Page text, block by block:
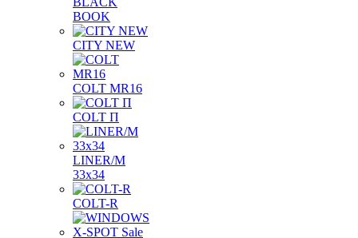
BOOK
CITY NEW
COLT MR16
COLT П
LINER/М
33х34
COLT-R